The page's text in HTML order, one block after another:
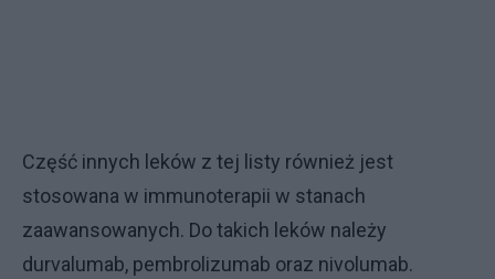
Część innych leków z tej listy również jest
stosowana w immunoterapii w stanach
zaawansowanych. Do takich leków należy
durvalumab, pembrolizumab oraz nivolumab.